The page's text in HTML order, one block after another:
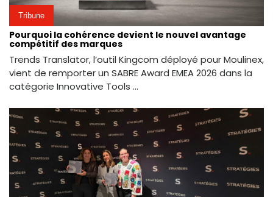
Tribune
Pourquoi la cohérence devient le nouvel avantage
compétitif des marques
Trends Translator, l’outil Kingcom déployé pour Moulinex,
vient de remporter un SABRE Award EMEA 2026 dans la
catégorie Innovative Tools ...